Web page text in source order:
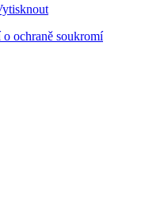
o ochraně soukromí